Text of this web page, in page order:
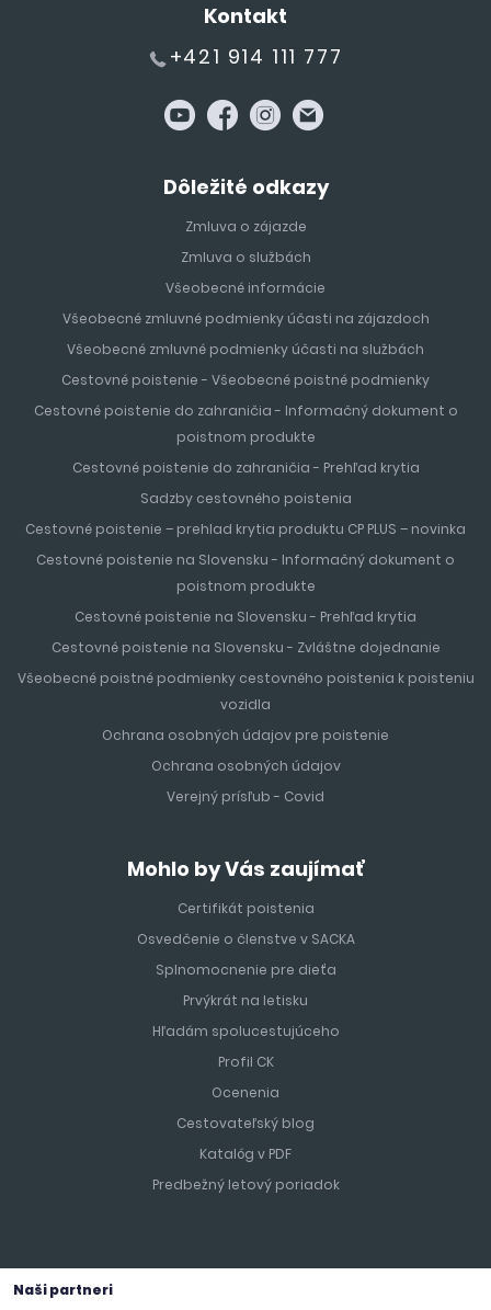
Kontakt
+421 914 111 777
Dôležité odkazy
Zmluva o zájazde
Zmluva o službách
Všeobecné informácie
Všeobecné zmluvné podmienky účasti na zájazdoch
Všeobecné zmluvné podmienky účasti na službách
Cestovné poistenie - Všeobecné poistné podmienky
Cestovné poistenie do zahraničia - Informačný dokument o
poistnom produkte
Cestovné poistenie do zahraničia - Prehľad krytia
Sadzby cestovného poistenia
Cestovné poistenie – prehlad krytia produktu CP PLUS – novinka
Cestovné poistenie na Slovensku - Informačný dokument o
poistnom produkte
Cestovné poistenie na Slovensku - Prehľad krytia
Cestovné poistenie na Slovensku - Zvláštne dojednanie
Všeobecné poistné podmienky cestovného poistenia k poisteniu
vozidla
Ochrana osobných údajov pre poistenie
Ochrana osobných údajov
Verejný prísľub - Covid
Mohlo by Vás zaujímať
Certifikát poistenia
Osvedčenie o členstve v SACKA
Splnomocnenie pre dieťa
Prvýkrát na letisku
Hľadám spolucestujúceho
Profil CK
Ocenenia
Cestovateľský blog
Katalóg v PDF
Predbežný letový poriadok
Naši partneri